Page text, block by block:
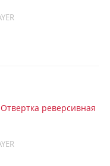
реверсивная